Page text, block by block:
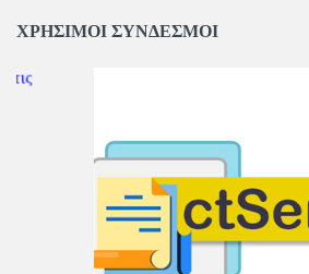
ΧΡΗΣΙΜΟΙ ΣΥΝΔΕΣΜΟΙ